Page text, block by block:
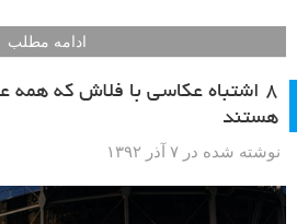
ادامه مطلب
۸ اشتباه عکاسی با فلاش که همه
هستند
نوشته شده در ۷ آذر ۱۳۹۲